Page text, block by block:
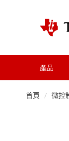
產品
首頁 / 微控